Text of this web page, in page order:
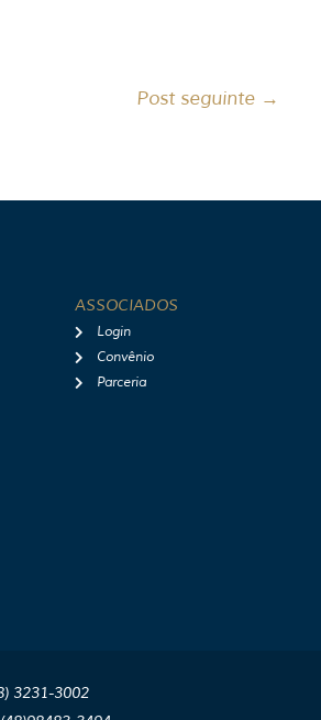
Post seguinte →
ASSOCIADOS
Login
Convênio
Parceria
3231-3002